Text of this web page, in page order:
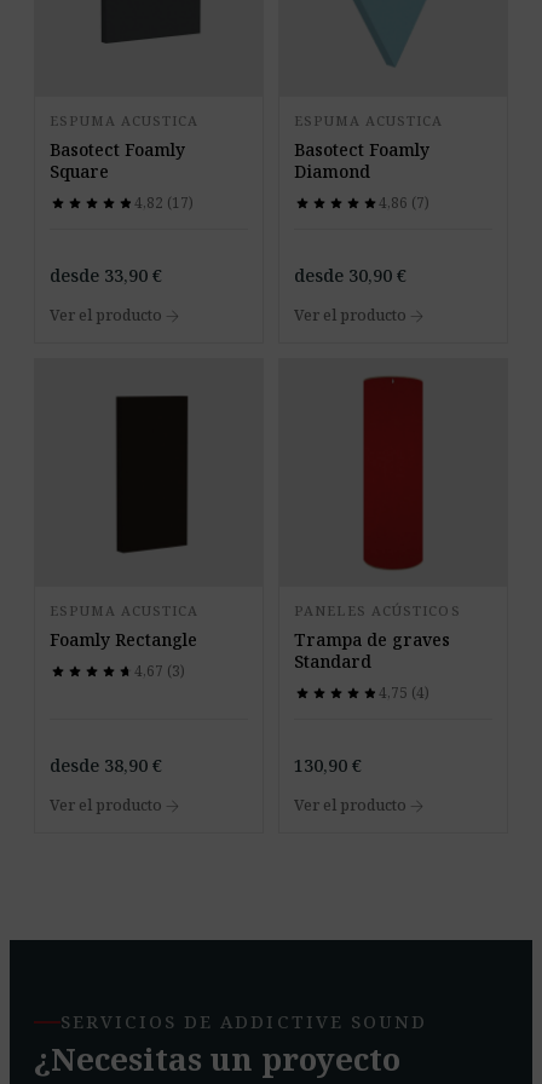
ESPUMA ACUSTICA
Basotect Foamly
Square
star star star star star
star star star star star4,82 (17)
desde 33,90 €
Ver el producto arrow_forward
ESPUMA ACUSTICA
Basotect Foamly
Diamond
star star star star star
star star star star star4,86 (7)
desde 30,90 €
Ver el producto arrow_forward
ESPUMA ACUSTICA
Foamly Rectangle
star star star star star
star star star star star 4,67 (3)
desde 38,90 €
Ver el producto arrow_forward
PANELES ACÚSTICOS
Trampa de graves
Standard
star star star star star
star star star star star4,75 (4)
130,90 €
Ver el producto arrow_forward
SERVICIOS DE ADDICTIVE SOUND
¿Necesitas un proyecto